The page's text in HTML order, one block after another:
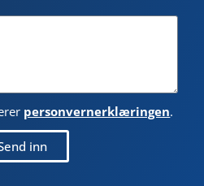
personvernerklæringen.
inn